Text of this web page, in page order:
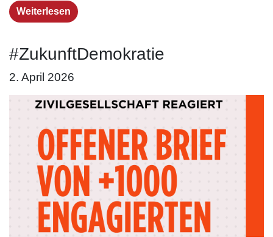
Weiterlesen
#ZukunftDemokratie
2. April 2026